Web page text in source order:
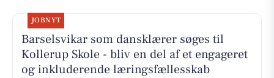
JOBNYT
Barselsvikar som dansklærer søges til
Kollerup Skole - bliv en del af et engageret
og inkluderende læringsfællesskab